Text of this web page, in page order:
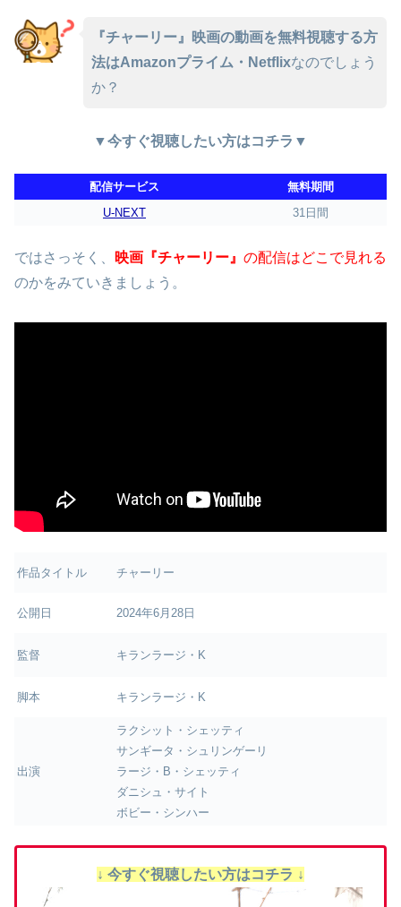
『チャーリー』映画の動画を無料視聴する方
法はAmazonプライム・Netflixなのでしょう
か？
▼今すぐ視聴したい方はコチラ▼
配信サービス
無料期間
U-NEXT
31日間
ではさっそく、 映画『チャーリー』 の配信はどこで見れる
のかをみていきましょう。
作品タイトル チャーリー
公開日 2024年6月28日
監督 キランラージ・K
脚本 キランラージ・K
出演
ラクシット・シェッティ
サンギータ・シュリンゲーリ
ラージ・B・シェッティ
ダニシュ・サイト
ボビー・シンハー
↓ 今すぐ視聴したい方はコチラ ↓